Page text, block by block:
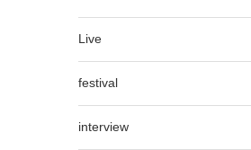
Live
festival
interview